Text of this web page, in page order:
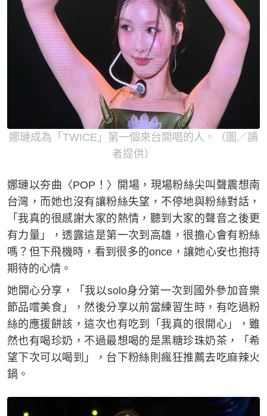
娜璉成為「TWICE」第一個來台開唱的人。（圖／讀
者提供）
娜璉以夯曲〈POP！〉開場，現場粉絲尖叫聲震想南
台灣，而她也沒有讓粉絲失望，不停地與粉絲對話，
「我真的很感謝大家的熱情，聽到大家的聲音之後更
有力量」，透露這是第一次到高雄，很擔心會有粉絲
嗎？但下飛機時，看到很多的once，讓她心安也抱持
期待的心情。
她開心分享，「我以solo身分第一次到國外參加音樂
節品嚐美食」，然後分享以前當練習生時，有吃過粉
絲的應援餅該，這次也有吃到「我真的很開心」，雖
然也有喝珍奶，不過最想喝的是黑糖珍珠奶茶，「希
望下次可以喝到」，台下粉絲則瘋狂推薦去吃麻辣火
鍋。